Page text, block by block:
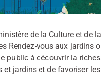
de la Culture et de la
Rendez-vous aux jardins
public à découvrir la
et jardins et de favoriser